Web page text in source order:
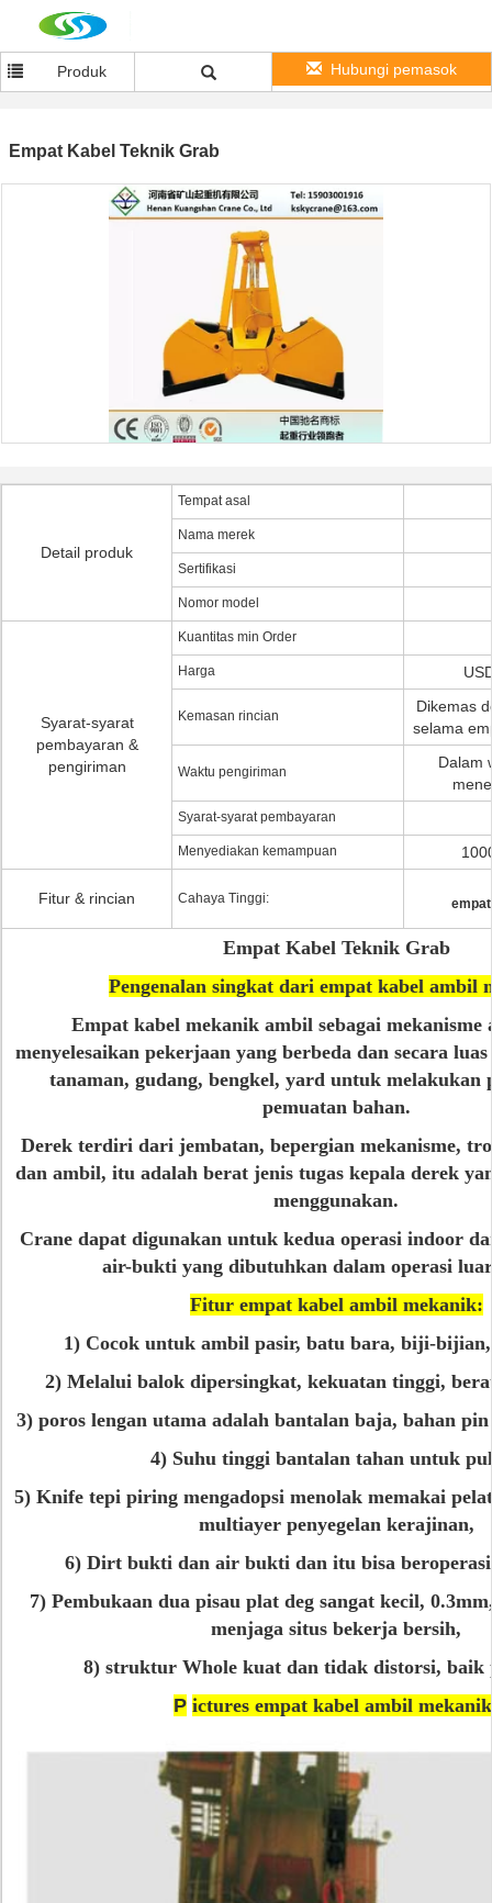
Produk Hubungi pemasok
Empat Kabel Teknik Grab
Detail produk
Tempat asal
Nama merek
Sertifikasi
Nomor model
Syarat-syarat
pembayaran &
pengiriman
Kuantitas min Order
Harga
Kemasan rincian
Dikemas
selama
Waktu pengiriman
Dalam
Syarat-syarat pembayaran
Menyediakan kemampuan
Fitur & rincian Cahaya Tinggi:
Empat Kabel Teknik Grab
Pengenalan singkat dari empat kabel ambil
Empat kabel mekanik ambil sebagai mekanisme
menyelesaikan pekerjaan yang berbeda dan secara
tanaman, gudang, bengkel, yard untuk melakukan
pemuatan bahan.
Derek terdiri dari jembatan, bepergian mekanisme,
dan ambil, itu adalah berat jenis tugas kepala derek
menggunakan.
Crane dapat digunakan untuk kedua operasi indoor
air-bukti yang dibutuhkan dalam operasi
Fitur empat kabel ambil mekanik:
1) Cocok untuk ambil pasir, batu bara, biji-
2) Melalui balok dipersingkat, kekuatan tinggi,
3) poros lengan utama adalah bantalan baja, bahan
4) Suhu tinggi bantalan tahan untuk
5) Knife tepi piring mengadopsi menolak memakai
multiayer penyegelan kerajinan,
6) Dirt bukti dan air bukti dan itu bisa
7) Pembukaan dua pisau plat deg sangat kecil,
menjaga situs bekerja bersih,
8) struktur Whole kuat dan tidak distorsi, baik
P ictures empat kabel ambil